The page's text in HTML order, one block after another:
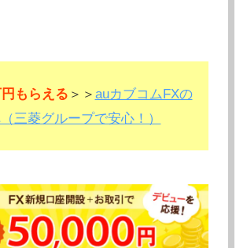
もらえる ＞＞ auカブコムFXの
三菱グループで安心！）